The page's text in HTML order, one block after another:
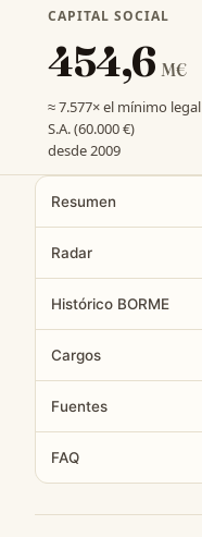
CAPITAL SOCIAL
454,6 M€
≈ 7.577× el mínimo legal
S.A. (60.000 €)
desde 2009
Resumen
Radar
Histórico BORME
Cargos
Fuentes
FAQ